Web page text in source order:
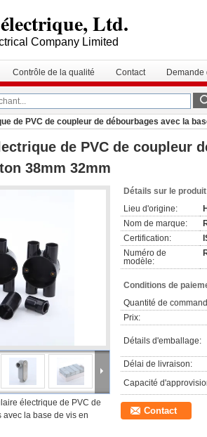
Ltd.
Company Limited
Contrôle de la qualité Contact Demande
de PVC de coupleur de débourbages avec la
de PVC de coupleur
38mm 32mm
électrique de PVC de
la base de vis en
Détails sur le
Lieu d'origine:
Nom de marque:
Certification:
Numéro de
modèle:
Conditions de
Quantité de
Prix:
Détails d'emballage:
Délai de livraison:
Capacité
Contact